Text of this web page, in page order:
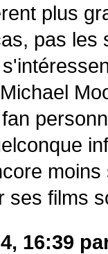
plus
pas
ses films
16:39